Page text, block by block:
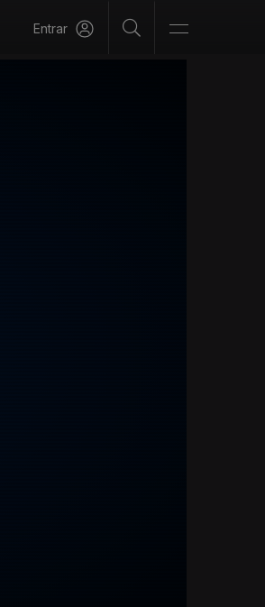
Entrar